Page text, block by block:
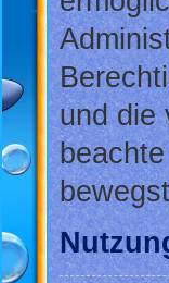
und die